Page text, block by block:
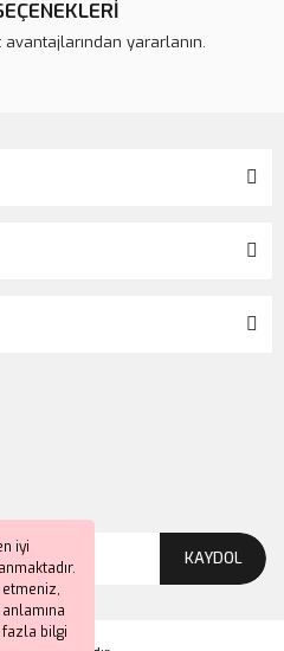
iyi
fazla bilgi
yararlanın.
KAYDOL